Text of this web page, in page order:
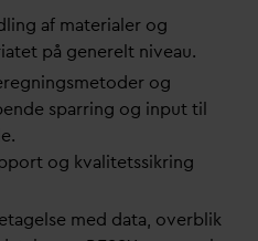
af materialer og
på generelt niveau.
og
sparring og input til
og kvalitetssikring
med data, overblik